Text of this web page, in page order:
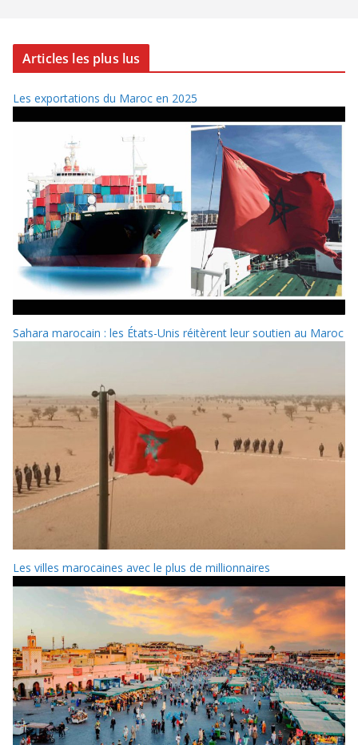
Articles les plus lus
Les exportations du Maroc en 2025
Sahara marocain : les États-Unis réitèrent leur soutien au Maroc
Les villes marocaines avec le plus de millionnaires